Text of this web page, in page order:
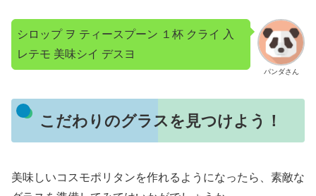
パンダさん
シロップ ヲ ティースプーン １杯 クライ 入
レテモ 美味シイ デスヨ
こだわりのグラスを見つけよう！
美味しいコスモポリタンを作れるようになったら、素敵な